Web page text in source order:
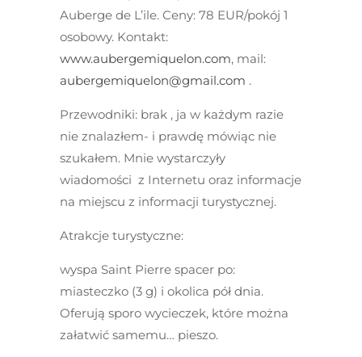
Auberge de L’ile. Ceny: 78 EUR/pokój 1
osobowy. Kontakt:
www.aubergemiquelon.com, mail:
aubergemiquelon@gmail.com .
Przewodniki: brak , ja w każdym razie
nie znalazłem- i prawdę mówiąc nie
szukałem. Mnie wystarczyły
wiadomości z Internetu oraz informacje
na miejscu z informacji turystycznej.
Atrakcje turystyczne:
wyspa Saint Pierre spacer po:
miasteczko (3 g) i okolica pół dnia.
Oferują sporo wycieczek, które można
załatwić samemu… pieszo.